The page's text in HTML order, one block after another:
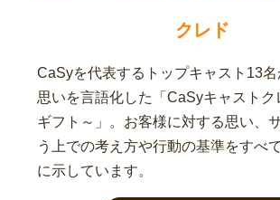
クレド
CaSyを代表するトップキャスト13
思いを言語化した「CaSyキャストク
ギフト～」。お客様に対する思い、
う上での考え方や行動の基準をすべ
に示しています。